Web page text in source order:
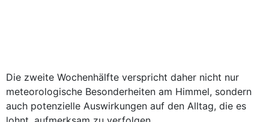
Die zweite Wochenhälfte verspricht daher nicht nur
meteorologische Besonderheiten am Himmel, sondern
auch potenzielle Auswirkungen auf den Alltag, die es